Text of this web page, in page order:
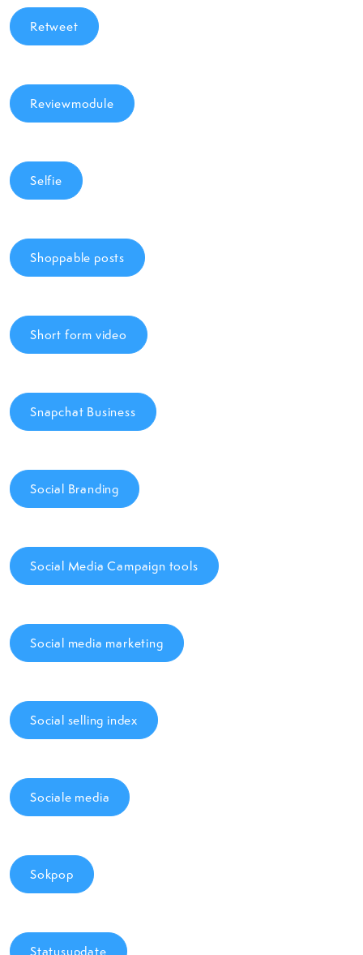
Retweet
Reviewmodule
Selfie
Shoppable posts
Short form video
Snapchat Business
Social Branding
Social Media Campaign tools
Social media marketing
Social selling index
Sociale media
Sokpop
Statusupdate